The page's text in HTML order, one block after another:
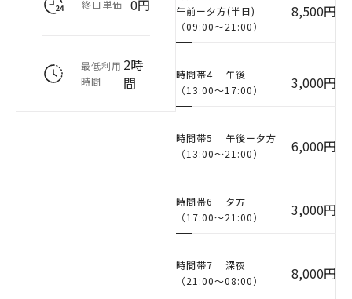
終日単価 0円
最低利用
時間
2時
間
午前ー夕方(半日)
（09:00〜21:00）
8,500円
時間帯4
午後
（13:00〜17:00）
3,000円
時間帯5
午後ー夕方
（13:00〜21:00）
6,000円
時間帯6
夕方
（17:00〜21:00）
3,000円
時間帯7
深夜
（21:00〜08:00）
8,000円